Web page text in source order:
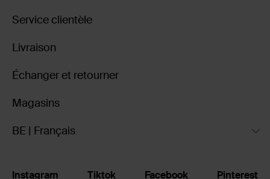
Service clientèle
Livraison
Échanger et retourner
Magasins
BE | Français
Instagram Tiktok Facebook Pinterest